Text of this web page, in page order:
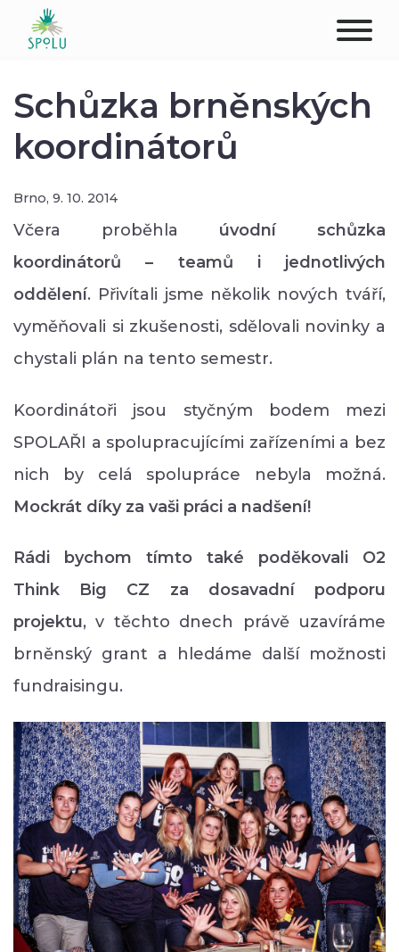
KONTAKT
PŮSOBIŠTĚ
KLIENTI
PROFESIONÁLOVÉ
STUDENTI
Schůzka brněnských
koordinátorů
Brno, 9. 10. 2014
Včera proběhla úvodní schůzka
koordinátorů – teamů i jednotlivých
oddělení. Přivítali jsme několik nových tváří,
vyměňovali si zkušenosti, sdělovali novinky a
chystali plán na tento semestr.
Koordinátoři jsou styčným bodem mezi
SPOLAŘI a spolupracujícími zařízeními a bez
nich by celá spolupráce nebyla možná.
Mockrát díky za vaši práci a nadšení!
Rádi bychom tímto také poděkovali O2
Think Big CZ za dosavadní podporu
projektu, v těchto dnech právě uzavíráme
brněnský grant a hledáme další možnosti
fundraisingu.